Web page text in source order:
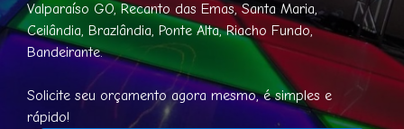
Valparaíso GO, Recanto das Emas, Santa Maria,
Ceilândia, Brazlândia, Ponte Alta, Riacho Fundo,
Bandeirante.
Solicite seu orçamento agora mesmo, é simples e
rápido!